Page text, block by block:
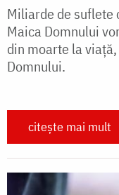
Miliarde de suflete
Maica Domnului
din moarte la
Domnului.
citește mai mult